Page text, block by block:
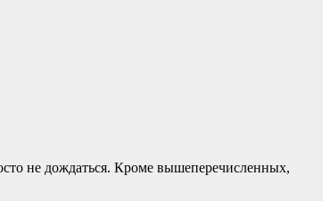
не дождаться. Кроме вышеперечисленных,